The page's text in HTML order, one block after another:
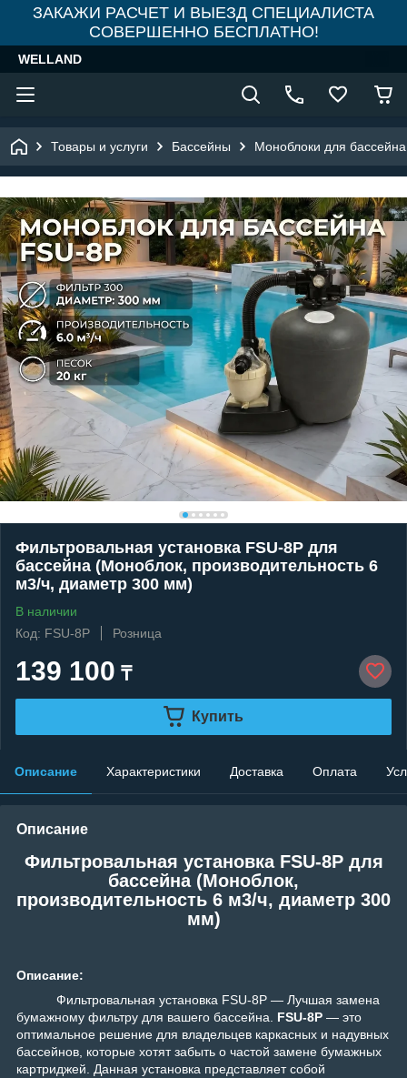
ЗАКАЖИ РАСЧЕТ И ВЫЕЗД СПЕЦИАЛИСТА
СОВЕРШЕННО БЕСПЛАТНО!
WELLAND
Товары и услуги Бассейны Моноблоки для бассейна
Фильтровальная установка FSU-8P для
бассейна (Моноблок, производительность 6
м3/ч, диаметр 300 мм)
В наличии
Код: FSU-8P
Розница
139 100 ₸
Купить
Описание Характеристики Доставка Оплата
Описание
Фильтровальная установка FSU-8P для
бассейна (Моноблок,
производительность 6 м3/ч, диаметр 300
мм)
Описание:
Фильтровальная установка FSU-8P — Лучшая замена
бумажному фильтру для вашего бассейна. FSU-8P — это
оптимальное решение для владельцев каркасных и надувных
бассейнов, которые хотят забыть о частой замене бумажных
картриджей. Данная установка представляет собой